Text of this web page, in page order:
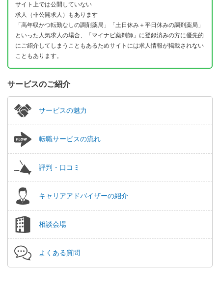
サイト上では公開していない
求人（非公開求人）もあります
「高年収かつ転勤なしの調剤薬局」「土日休み＋平日休みの調剤薬局」
といった人気求人の場合、「マイナビ薬剤師」に登録済みの方に優先的
にご紹介してしまうこともあるためサイトには求人情報が掲載されない
こともあります。
サービスのご紹介
サービスの魅力
転職サービスの流れ
評判・口コミ
キャリアアドバイザーの紹介
相談会場
よくある質問